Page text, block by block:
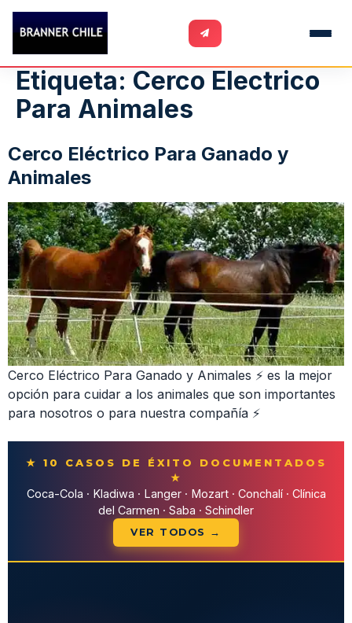
Etiqueta: Cerco Electrico
Para Animales
Cerco Eléctrico Para Ganado y
Animales
Cerco Eléctrico Para Ganado y Animales ⚡ es la mejor
opción para cuidar a los animales que son importantes
para nosotros o para nuestra compañía ⚡
★ 10 CASOS DE ÉXITO DOCUMENTADOS
★
Coca-Cola · Kladiwa · Langer · Mozart · Conchalí · Clínica
del Carmen · Saba · Schindler
VER TODOS →